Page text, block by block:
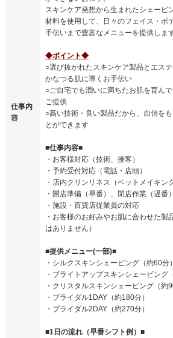
仕事内
容
スキンケア発想から生まれたシェービ
材料を使用して、日々のフェイス・ボ
手伝いまで豊富なメニューを提供します
◆ポイント◆
○選び抜かれたスキンケア製品とエス
かなつる肌に導くお手伝い
○ご自宅でも潤いに満ちたお肌を育ん
ご提供
○高い技術・良い製品だから、自信を
とができます
■仕事内容■
・お客様対応（技術、接客）
・予約受付対応（電話・店頭）
・店内クリンリネス（ベットメイキン
・開店準備（早番）、閉店作業（遅番）
・施設・百貨店従業員の対応
・お客様のお好みやお肌に合わせた製
はありません）
■提供メニュー(一部)■
・シルクスキンシェービング（約60分）
・ブライトアップスキンシェービング
・クリスタルスキンシェービング（約
・ブライダル1DAY（約180分）
・ブライダル2DAY（約270分）
■1日の流れ（早番シフト例）■